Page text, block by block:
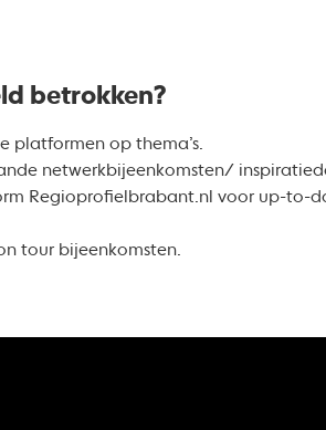
betrokken?
platformen op thema’s.
netwerkbijeenkomsten/
Regioprofielbrabant.nl voor up-to-
tour bijeenkomsten.